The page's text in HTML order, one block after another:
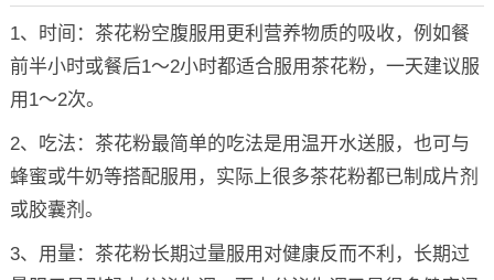
1、时间：茶花粉空腹服用更利营养物质的吸收，例如餐
前半小时或餐后1～2小时都适合服用茶花粉，一天建议服
用1～2次。
2、吃法：茶花粉最简单的吃法是用温开水送服，也可与
蜂蜜或牛奶等搭配服用，实际上很多茶花粉都已制成片剂
或胶囊剂。
3、用量：茶花粉长期过量服用对健康反而不利，长期过